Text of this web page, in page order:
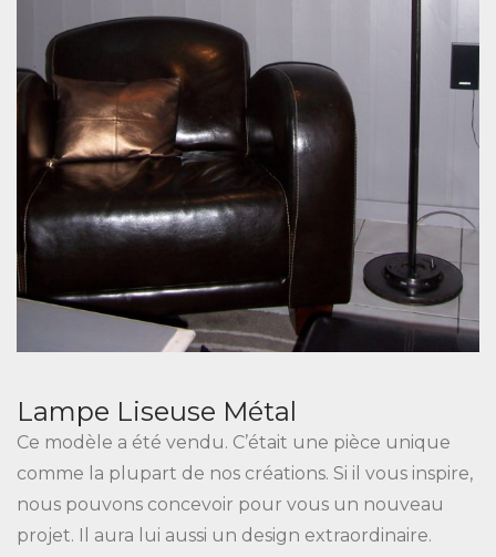
Lampe Liseuse Métal
Ce modèle a été vendu. C’était une pièce unique
comme la plupart de nos créations. Si il vous inspire,
nous pouvons concevoir pour vous un nouveau
projet. Il aura lui aussi un design extraordinaire.